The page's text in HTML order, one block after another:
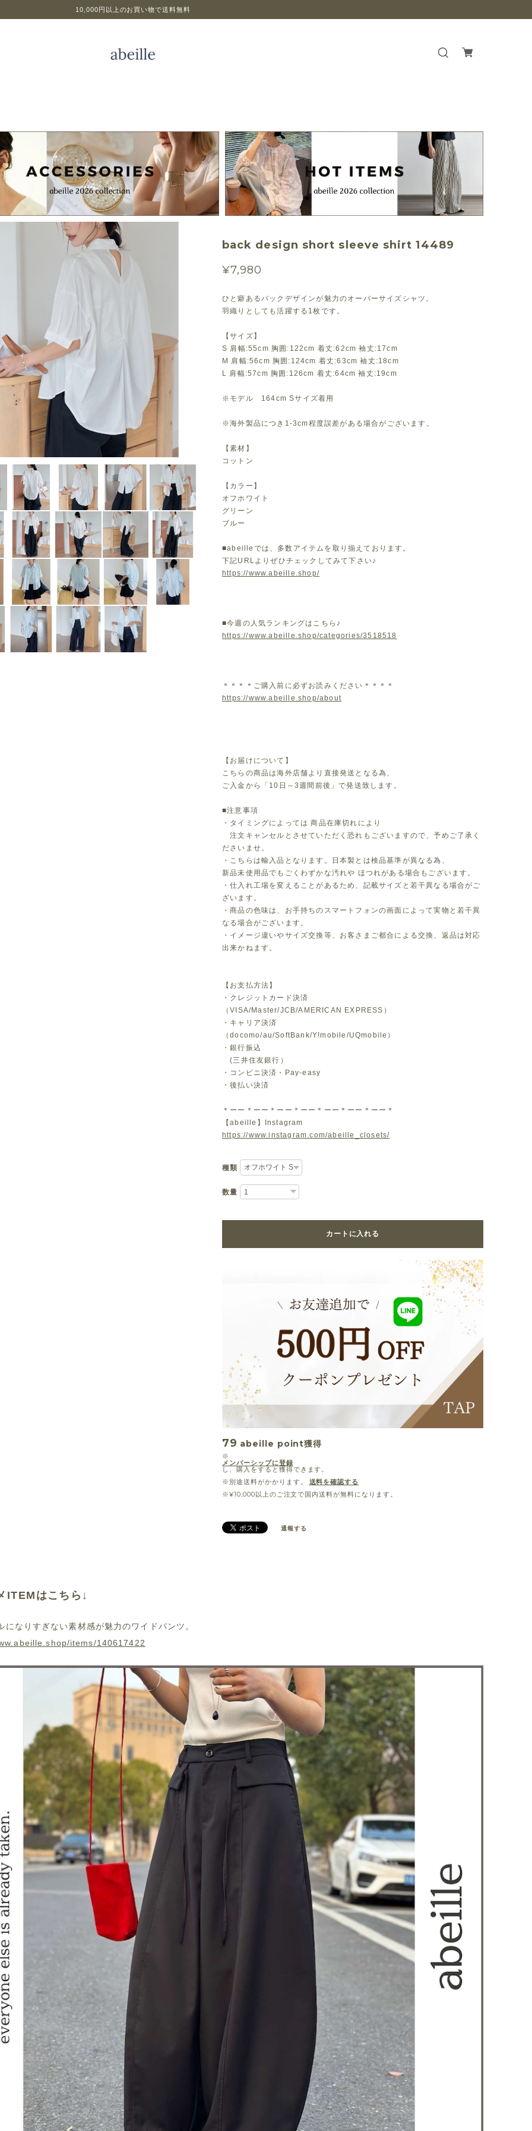
10,000円以上のお買い物で送料無料
back design short sleeve shirt 14489
¥7,980
ひと癖あるバックデザインが魅力のオーバーサイズシャツ。
羽織りとしても活躍する1枚です。
【サイズ】
S 肩幅:55cm 胸囲:122cm 着丈:62cm 袖丈:17cm
M 肩幅:56cm 胸囲:124cm 着丈:63cm 袖丈:18cm
L 肩幅:57cm 胸囲:126cm 着丈:64cm 袖丈:19cm
※モデル 164cm Sサイズ着用
※海外製品につき1-3cm程度誤差がある場合がございます。
【素材】
コットン
【カラー】
オフホワイト
グリーン
ブルー
■abeilleでは、多数アイテムを取り揃えております。
下記URLよりぜひチェックしてみて下さい♪
https://www.abeille.shop/
■今週の人気ランキングはこちら♪
https://www.abeille.shop/categories/3518518
＊＊＊＊ご購入前に必ずお読みください＊＊＊＊
https://www.abeille.shop/about
【お届けについて】
こちらの商品は海外店舗より直接発送となる為、
ご入金から「10日～3週間前後」で発送致します。
■注意事項
・タイミングによっては 商品在庫切れにより
注文キャンセルとさせていただく恐れもございますので、予めご了承く
ださいませ。
・こちらは輸入品となります。日本製とは検品基準が異なる為、
新品未使用品でもごくわずかな汚れや ほつれがある場合もございます。
・仕入れ工場を変えることがあるため、記載サイズと若干異なる場合がご
ざいます。
・商品の色味は、お手持ちのスマートフォンの画面によって実物と若干異
なる場合がございます。
・イメージ違いやサイズ交換等、お客さまご都合による交換、返品は対応
出来かねます。
【お支払方法】
・クレジットカード決済
（VISA/Master/JCB/AMERICAN EXPRESS）
・キャリア決済
（docomo/au/SoftBank/Y!mobile/UQmobile）
・銀行振込
(三井住友銀行）
・コンビニ決済・Pay-easy
・後払い決済
＊ーー＊ーー＊ーー＊ーー＊ーー＊ーー＊ーー＊
【abeille】Instagram
https://www.instagram.com/abeille_closets/
種類
数量
カートに入れる
79 abeille point獲得
※
メンバーシップに登録
し、購入をすると獲得できます。
※別途送料がかかります。
送料を確認する
※¥10,000以上のご注文で国内送料が無料になります。
通報する
ITEMはこちら↓
になりすぎない素材感が魅力のワイドパンツ。
items/140617422